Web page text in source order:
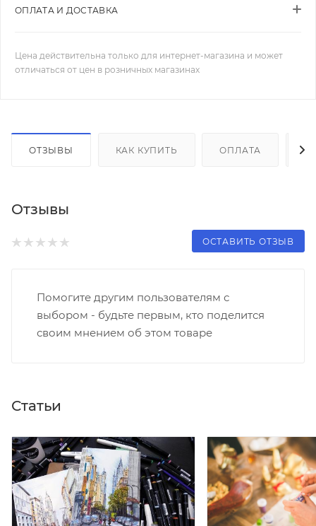
ОПЛАТА И ДОСТАВКА
Цена действительна только для интернет-магазина и может
отличаться от цен в розничных магазинах
ОТЗЫВЫ КАК КУПИТЬ ОПЛАТА
Отзывы
ОСТАВИТЬ ОТЗЫВ
Помогите другим пользователям с
выбором - будьте первым, кто поделится
своим мнением об этом товаре
Статьи